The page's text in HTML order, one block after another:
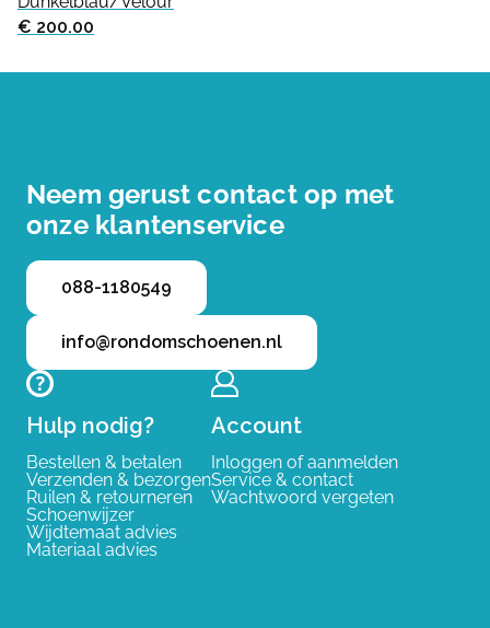
€ 200.00
Neem gerust contact op met
onze klantenservice
088-1180549
info@rondomschoenen.nl
Hulp nodig?
Bestellen & betalen
Verzenden & bezorgen
Ruilen & retourneren
Schoenwijzer
Wijdtemaat advies
Materiaal advies
Account
Inloggen of aanmelden
Service & contact
Wachtwoord vergeten